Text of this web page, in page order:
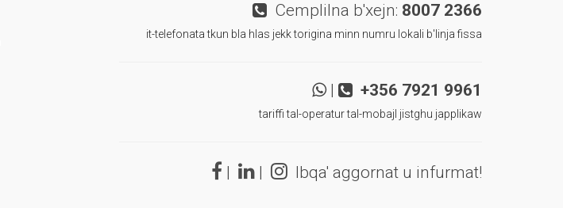
Cemplilna b'xejn: 8007 2366
it-telefonata tkun bla hlas jekk torigina minn numru lokali b'linja fissa
| +356 7921 9961
tariffi tal-operatur tal-mobajl jistghu japplikaw
| | Ibqa' aggornat u infurmat!